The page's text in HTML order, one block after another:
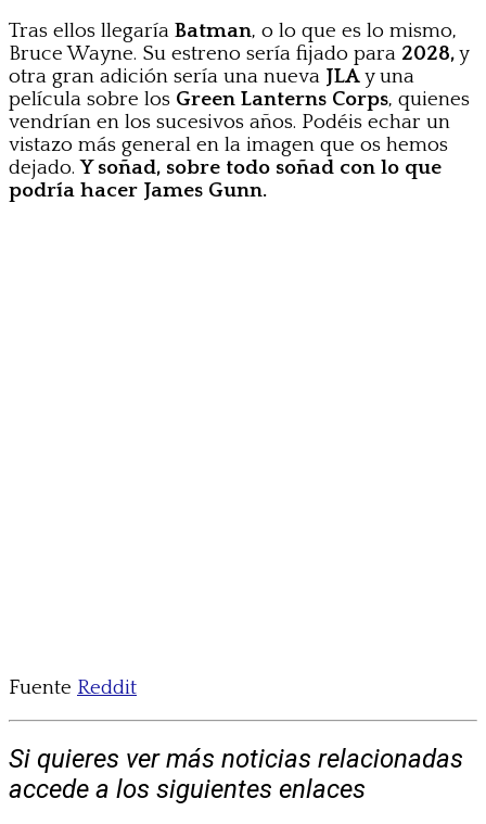
Tras ellos llegaría Batman, o lo que es lo mismo,
Bruce Wayne. Su estreno sería fijado para 2028,y
otra gran adición sería una nueva JLAy una
película sobre los Green Lanterns Corps, quienes
vendrían en los sucesivos años. Podéis echar un
vistazo más general en la imagen que os hemos
dejado.Y soñad, sobre todo soñad con lo que
podría hacer James Gunn.
Fuente Reddit
Si quieres ver más noticias relacionadas
accede a los siguientes enlaces